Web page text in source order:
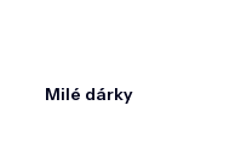
Milé dárky